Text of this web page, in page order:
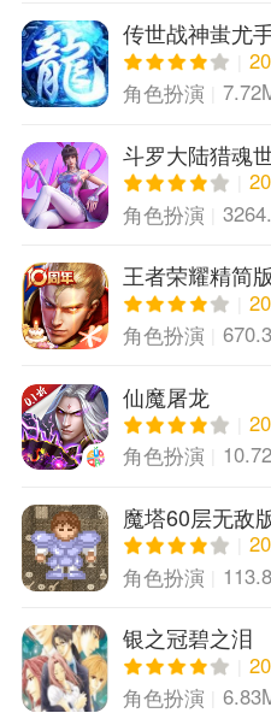
传世战神蚩尤
角色扮演
斗罗大陆猎魂
角色扮演
王者荣耀精简版
角色扮演
仙魔屠龙
角色扮演
魔塔60层无敌
角色扮演
银之冠碧之泪
角色扮演